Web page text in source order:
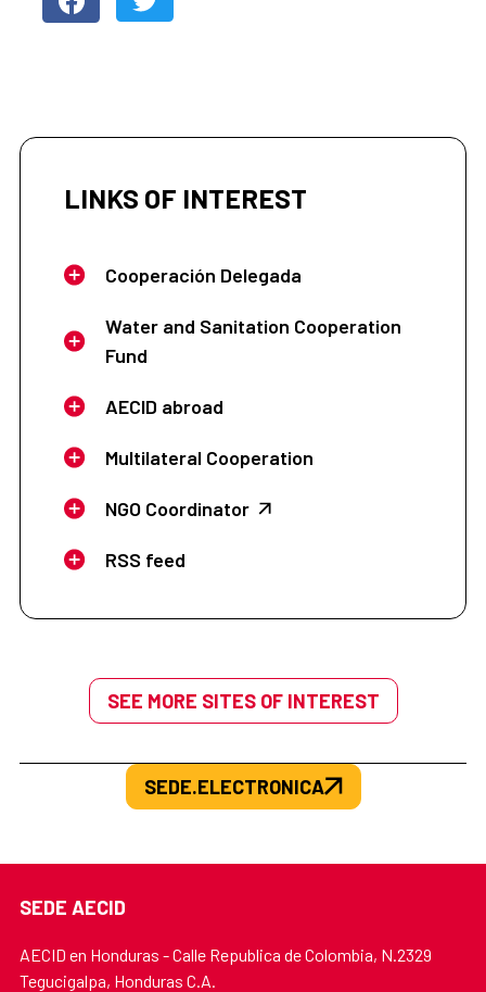
LINKS OF INTEREST
Cooperación Delegada
Water and Sanitation Cooperation
Fund
AECID abroad
Multilateral Cooperation
NGO Coordinator
RSS feed
SEE MORE SITES OF INTEREST
SEDE.ELECTRONICA
SEDE AECID
AECID en Honduras - Calle Republica de Colombia, N.2329
Tegucigalpa, Honduras C.A.